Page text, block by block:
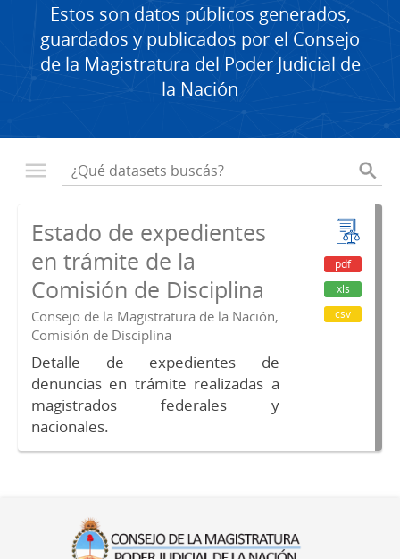
Estos son datos públicos generados,
guardados y publicados por el Consejo
de la Magistratura del Poder Judicial de
la Nación
Estado de expedientes
en trámite de la
Comisión de Disciplina
Consejo de la Magistratura de la Nación,
Comisión de Disciplina
Detalle de expedientes de
denuncias en trámite realizadas a
magistrados federales y
nacionales.
pdf
xls
csv